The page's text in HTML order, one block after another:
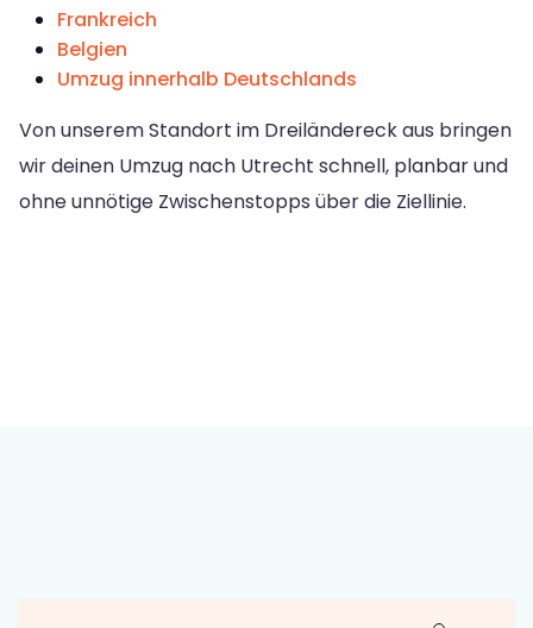
Frankreich
Belgien
Umzug innerhalb Deutschlands
Von unserem Standort im Dreiländereck aus bringen
wir deinen Umzug nach Utrecht schnell, planbar und
ohne unnötige Zwischenstopps über die Ziellinie.